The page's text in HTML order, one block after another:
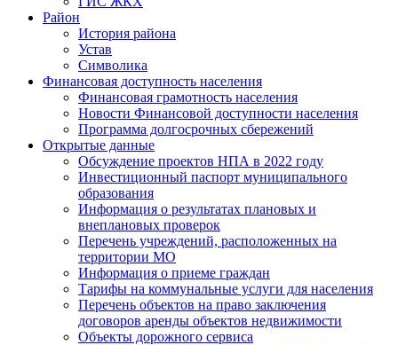
Район
История района
Устав
Символика
Финансовая доступность населения
Финансовая грамотность населения
Новости Финансовой доступности населения
Программа долгосрочных сбережений
Открытые данные
Обсуждение проектов НПА в 2022 году
Инвестиционный паспорт муниципального
образования
Информация о результатах плановых и
внеплановых проверок
Перечень учреждений, расположенных на
территории МО
Информация о приеме граждан
Тарифы на коммунальные услуги для населения
Перечень объектов на право заключения
договоров аренды объектов недвижимости
Объекты дорожного сервиса